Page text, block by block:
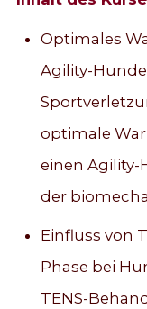
Optimales
Agility-
optimale
einen
der
Einfluss von
Phase bei
TENS-